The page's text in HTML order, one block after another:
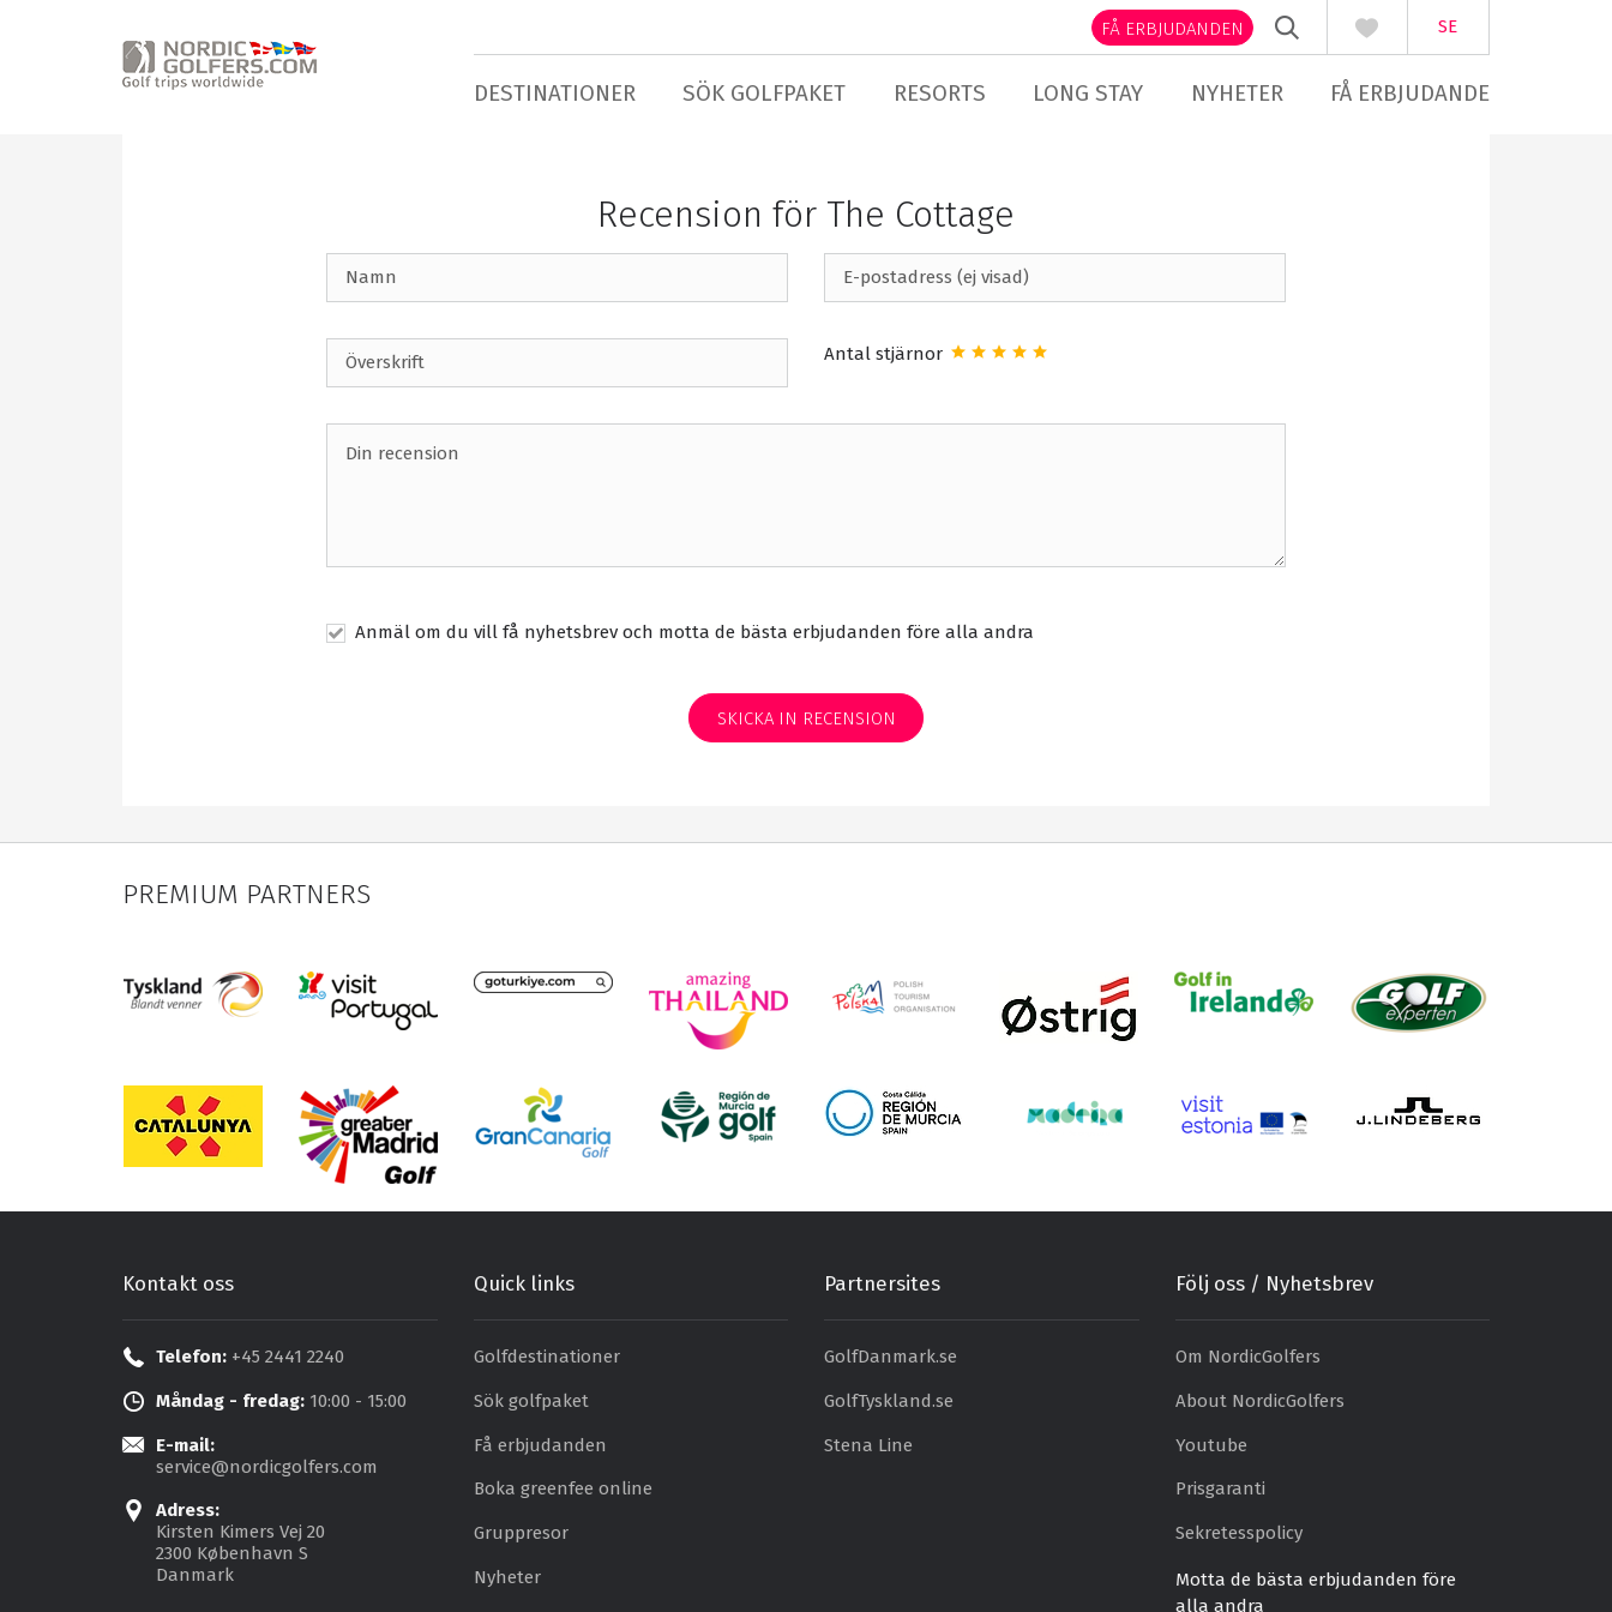
SE
FÅ ERBJUDANDEN
DESTINATIONER SÖK GOLFPAKET RESORTS LONG STAY NYHETER FÅ ERBJUDANDE
Recension för The Cottage
Antal stjärnor
Anmäl om du vill få nyhetsbrev och motta de bästa erbjudanden före alla andra
SKICKA IN RECENSION
PREMIUM PARTNERS
Kontakt oss
Telefon: +45 2441 2240
Måndag - fredag: 10:00 - 15:00
E-mail:
service@nordicgolfers.com
Adress:
Kirsten Kimers Vej 20
2300 København S
Danmark
Quick links
Golfdestinationer
Sök golfpaket
Få erbjudanden
Boka greenfee online
Gruppresor
Nyheter
Partnersites
GolfDanmark.se
GolfTyskland.se
Stena Line
Följ oss / Nyhetsbrev
Om NordicGolfers
About NordicGolfers
Youtube
Prisgaranti
Sekretesspolicy
Motta de bästa erbjudanden före
alla andra